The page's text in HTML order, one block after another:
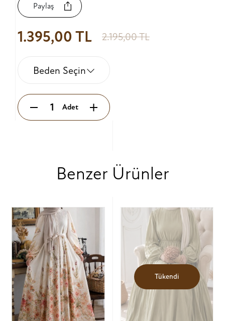
Paylaş
1.395,00 TL 2.195,00 TL
Beden Seçin
Adet
Benzer Ürünler
Tükendi